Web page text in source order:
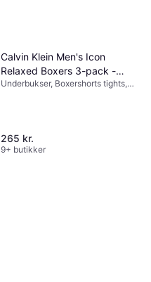
Calvin Klein Men's Icon
Relaxed Boxers 3-pack -
Black
Underbukser, Boxershorts tights,
265 kr.
9+ butikker